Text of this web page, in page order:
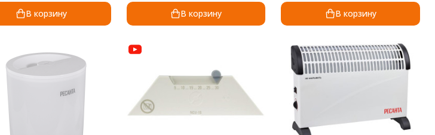
В корзину В корзину В корзину